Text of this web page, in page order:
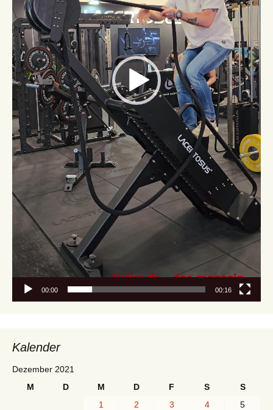
00:00 00:16
Kalender
Dezember 2021
M
D M D F S
S
1
2 3 4
5